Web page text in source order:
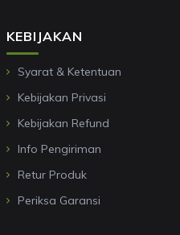
KEBIJAKAN
Syarat & Ketentuan
Kebijakan Privasi
Kebijakan Refund
Info Pengiriman
Retur Produk
Periksa Garansi